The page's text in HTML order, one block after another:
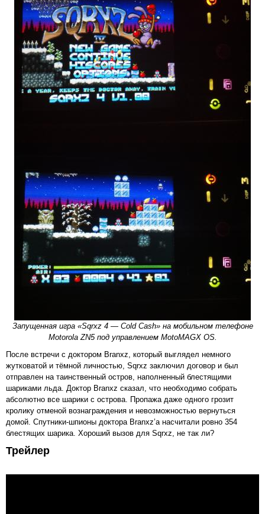
Запущенная игра «Sqrxz 4 — Cold Cash» на мобильном телефоне
Motorola ZN5 под управлением MotoMAGX OS.
После встречи с доктором Branxz, который выглядел немного
жутковатой и тёмной личностью, Sqrxz заключил договор и был
отправлен на таинственный остров, наполненный блестящими
шариками льда. Доктор Branxz сказал, что необходимо собрать
абсолютно все шарики с острова. Пропажа даже одного грозит
кролику отменой вознаграждения и невозможностью вернуться
домой. Спутники-шпионы доктора Branxz’а насчитали ровно 354
блестящих шарика. Хороший вызов для Sqrxz, не так ли?
Трейлер